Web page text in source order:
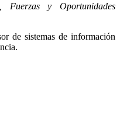
Fuerzas y Oportunidades
de sistemas de información